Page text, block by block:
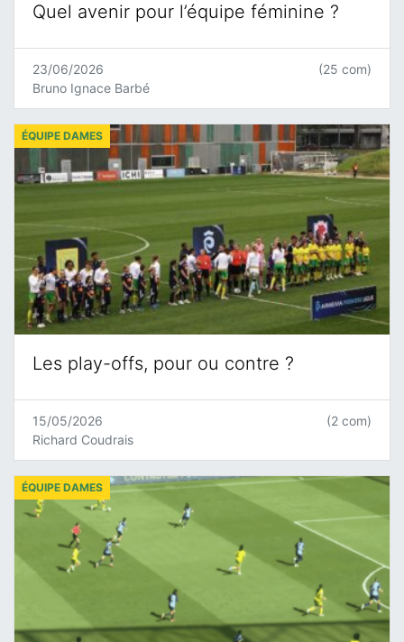
Quel avenir pour l’équipe féminine ?
23/06/2026
Bruno Ignace Barbé
(25 com)
Les play-offs, pour ou contre ?
ÉQUIPE DAMES
15/05/2026
Richard Coudrais
(2 com)
ÉQUIPE DAMES